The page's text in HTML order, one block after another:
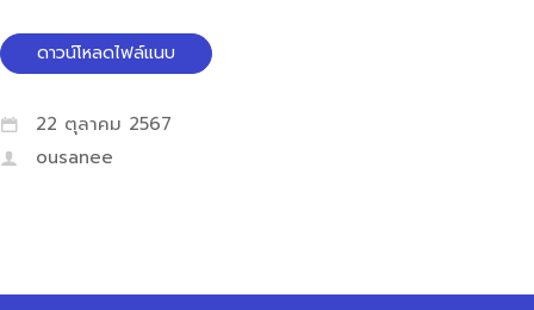
ดาวน์โหลดไฟล์แนบ
22 ตุลาคม 2567
ousanee